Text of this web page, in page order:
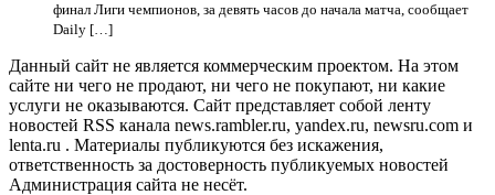
финал Лиги чемпионов, за девять часов до начала матча, сообщает
Daily […]
Данный сайт не является коммерческим проектом. На этом
сайте ни чего не продают, ни чего не покупают, ни какие
услуги не оказываются. Сайт представляет собой ленту
новостей RSS канала news.rambler.ru, yandex.ru, newsru.com и
lenta.ru . Материалы публикуются без искажения,
ответственность за достоверность публикуемых новостей
Администрация сайта не несёт.